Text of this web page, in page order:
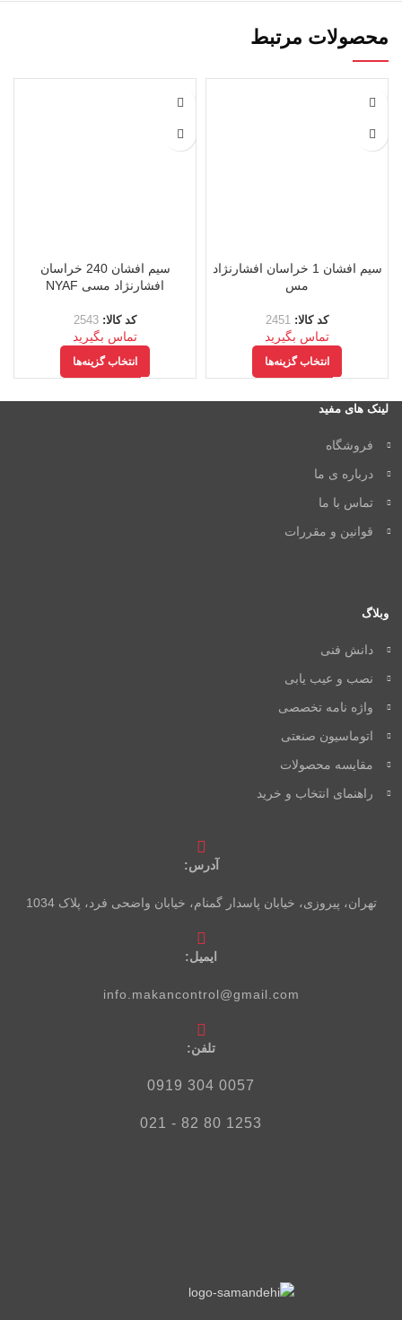
محصولات مرتبط
سیم افشان 1 خراسان افشارنژاد
مس
کد کالا: 2451
تماس بگیرید
انتخاب گزینه‌ها
سیم افشان 240 خراسان
افشارنژاد مسی NYAF
کد کالا: 2543
تماس بگیرید
انتخاب گزینه‌ها
لینک های مفید
فروشگاه
درباره ی ما
تماس با ما
قوانین و مقررات
وبلاگ
دانش فنی
نصب و عیب یابی
واژه نامه تخصصی
اتوماسیون صنعتی
مقایسه محصولات
راهنمای انتخاب و خرید
آدرس:
تهران، پیروزی، خیابان پاسدار گمنام، خیابان واضحی فرد، پلاک 1034
ایمیل:
info.makancontrol@gmail.com
تلفن‌:
0057 304 0919
1253 80 82 - 021